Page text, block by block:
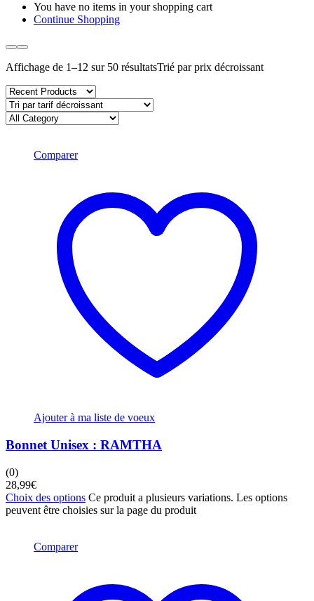
You have no items in your shopping cart
Continue Shopping
Affichage de 1–12 sur 50 résultatsTrié par prix décroissant
Comparer
Ajouter à ma liste de voeux
Bonnet Unisex : RAMTHA
(0)
28,99€
Choix des options Ce produit a plusieurs variations. Les options
peuvent être choisies sur la page du produit
Comparer